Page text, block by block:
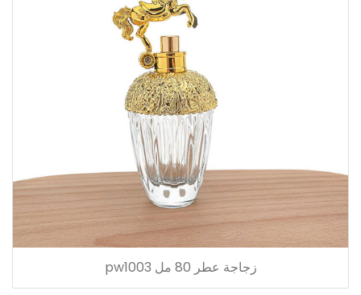
زجاجة عطر 80 مل pw1003